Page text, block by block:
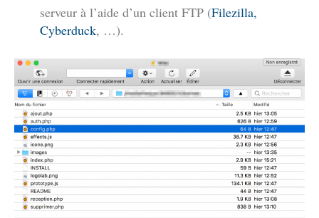
serveur à l’aide d’un client FTP (Filezilla,
Cyberduck, …).